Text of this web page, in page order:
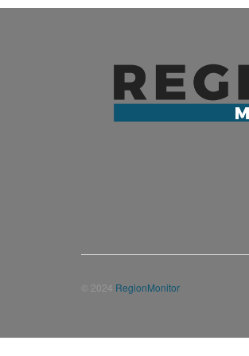
© 2024 RegionMonitor